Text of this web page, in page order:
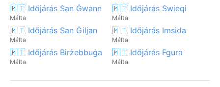
🇲🇹 Időjárás San Ġwann
Málta
🇲🇹 Időjárás Swieqi
Málta
🇲🇹 Időjárás San Ġiljan
Málta
🇲🇹 Időjárás Imsida
Málta
🇲🇹 Időjárás Birżebbuġa
Málta
🇲🇹 Időjárás Fgura
Málta